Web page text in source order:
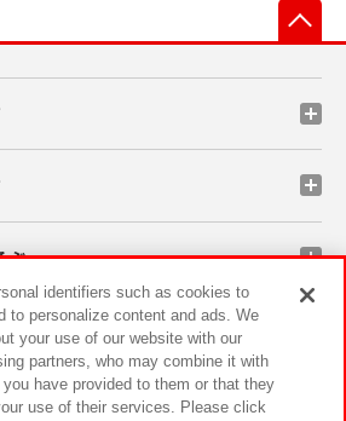
ぶ
ーン
identifiers such as cookies to
to personalize content and ads. We
your use of our website with our
partners, who may combine it with
have provided to them or that they
use of their services. Please click